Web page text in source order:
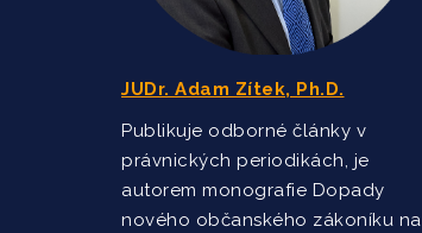
JUDr. Adam Zítek, Ph.D.
Publikuje odborné články v
právnických periodikách, je
autorem monografie Dopady
nového občanského zákoníku na